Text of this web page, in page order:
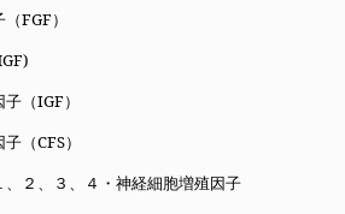
FGF）
（IGF）
（CFS）
、２、３、４・神経細胞増殖因子